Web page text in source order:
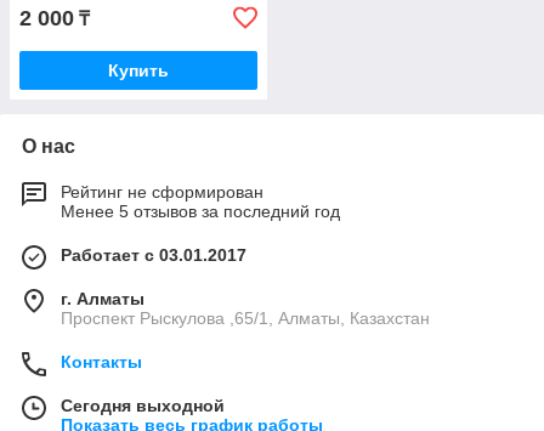
2 000 ₸
Купить
О нас
Рейтинг не сформирован
Менее 5 отзывов за последний год
Работает с 03.01.2017
г. Алматы
Проспект Рыскулова ,65/1, Алматы, Казахстан
Контакты
Сегодня выходной
Показать весь график работы